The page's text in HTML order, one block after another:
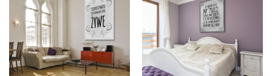
wariantów.
Opcje
można
wybrać
na
stronie
wariantów.
Opcje
można
wybrać
na
stronie